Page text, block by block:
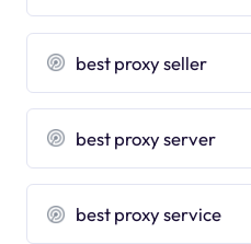
best proxy seller
best proxy server
best proxy service